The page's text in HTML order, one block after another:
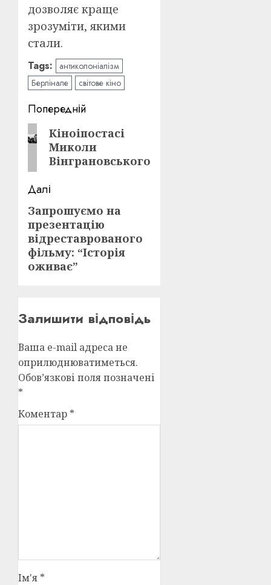
дозволяє краще
зрозуміти, якими
стали.
Tags:
антиколоніалізм
Берлінале
світове кіно
Post
navigation
Попередній
Попередній
запис:
Кіноіпостасі
Миколи
Вінграновського
Далі
Наступний
запис:
Запрошуємо на
презентацію
відреставрованого
фільму: “Історія
оживає”
Залишити відповідь
Ваша e-mail адреса не
оприлюднюватиметься.
Обов’язкові поля позначені
*
Коментар *
Ім'я *